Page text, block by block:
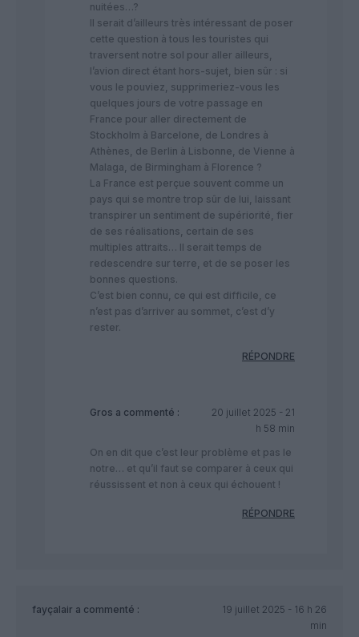
nuitées…?
Il serait d’ailleurs très intéressant de poser
cette question à tous les touristes qui
traversent notre sol pour aller ailleurs,
l’avion direct étant hors-sujet, bien sûr : si
vous le pouviez, supprimeriez-vous les
quelques jours de votre passage en
France pour aller directement de
Stockholm à Barcelone, de Londres à
Athènes, de Berlin à Lisbonne, de Vienne à
Malaga, de Birmingham à Florence ?
La France est perçue souvent comme un
pays qui se montre trop sûr de lui, laissant
transpirer un sentiment de supériorité, fier
de ses réalisations, certain de ses
multiples attraits… Il serait temps de
redescendre sur terre, et de se poser les
bonnes questions.
C’est bien connu, ce qui est difficile, ce
n’est pas d’arriver au sommet, c’est d’y
rester.
RÉPONDRE
Gros a commenté :
20 juillet 2025 - 21
h 58 min
On en dit que c’est leur problème et pas le
notre… et qu’il faut se comparer à ceux qui
réussissent et non à ceux qui échouent !
RÉPONDRE
fayçalair a commenté :
19 juillet 2025 - 16 h 26
min